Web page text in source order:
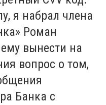
я набрал члена
Роман
вынести на
вопрос о том,
Банка с